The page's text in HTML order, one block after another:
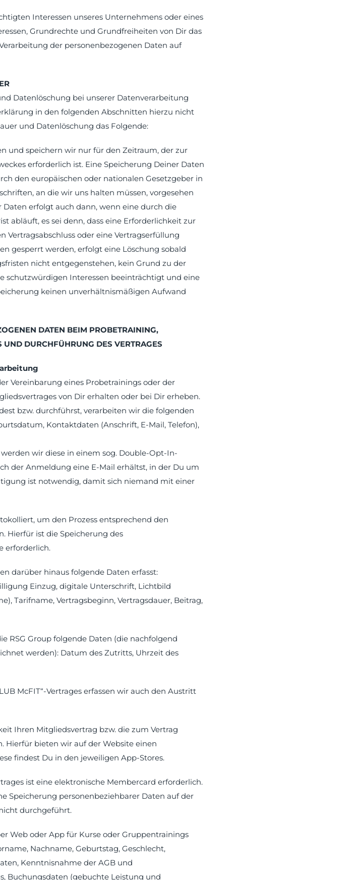
Interessen unseres Unternehmens oder eines
Grundrechte und Grundfreiheiten von Dir das
der personenbezogenen Daten auf
Datenlöschung bei unserer Datenverarbeitung
in den folgenden Abschnitten hierzu nicht
und Datenlöschung das Folgende:
und speichern wir nur für den Zeitraum, der zur
erforderlich ist. Eine Speicherung Deiner Daten
den europäischen oder nationalen Gesetzgeber in
an die wir uns halten müssen, vorgesehen
erfolgt auch dann, wenn eine durch die
abläuft, es sei denn, dass eine Erforderlichkeit zur
oder eine Vertragserfüllung
gesperrt werden, erfolgt eine Löschung sobald
nicht entgegenstehen, kein Grund zu der
schutzwürdigen Interessen beeinträchtigt und eine
keinen unverhältnismäßigen Aufwand
DATEN BEIM PROBETRAINING,
DURCHFÜHRUNG DES VERTRAGES
Vereinbarung eines Probetrainings oder der
von Dir erhalten oder bei Dir erheben.
bzw. durchführst, verarbeiten wir die folgenden
Kontaktdaten (Anschrift, E-Mail, Telefon),
wir diese in einem sog. Double-Opt-In-
der Anmeldung eine E-Mail erhältst, in der Du um
ist notwendig, damit sich niemand mit einer
um den Prozess entsprechend den
Hierfür ist die Speicherung des
erforderlich.
darüber hinaus folgende Daten erfasst:
Einzug, digitale Unterschrift, Lichtbild
Tarifname, Vertragsbeginn, Vertragsdauer, Beitrag,
RSG Group folgende Daten (die nachfolgend
werden): Datum des Zutritts, Uhrzeit des
McFIT“-Vertrages erfassen wir auch den Austritt
Ihren Mitgliedsvertrag bzw. die zum Vertrag
Hierfür bieten wir auf der Website einen
findest Du in den jeweiligen App-Stores.
ist eine elektronische Membercard erforderlich.
Speicherung personenbeziehbarer Daten auf der
durchgeführt.
Web oder App für Kurse oder Gruppentrainings
Nachname, Geburtstag, Geschlecht,
Kenntnisnahme der AGB und
Buchungsdaten (gebuchte Leistung und